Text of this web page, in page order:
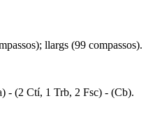
llargs (99 compassos).
- (2 Ctí, 1 Trb, 2 Fsc) - (Cb).